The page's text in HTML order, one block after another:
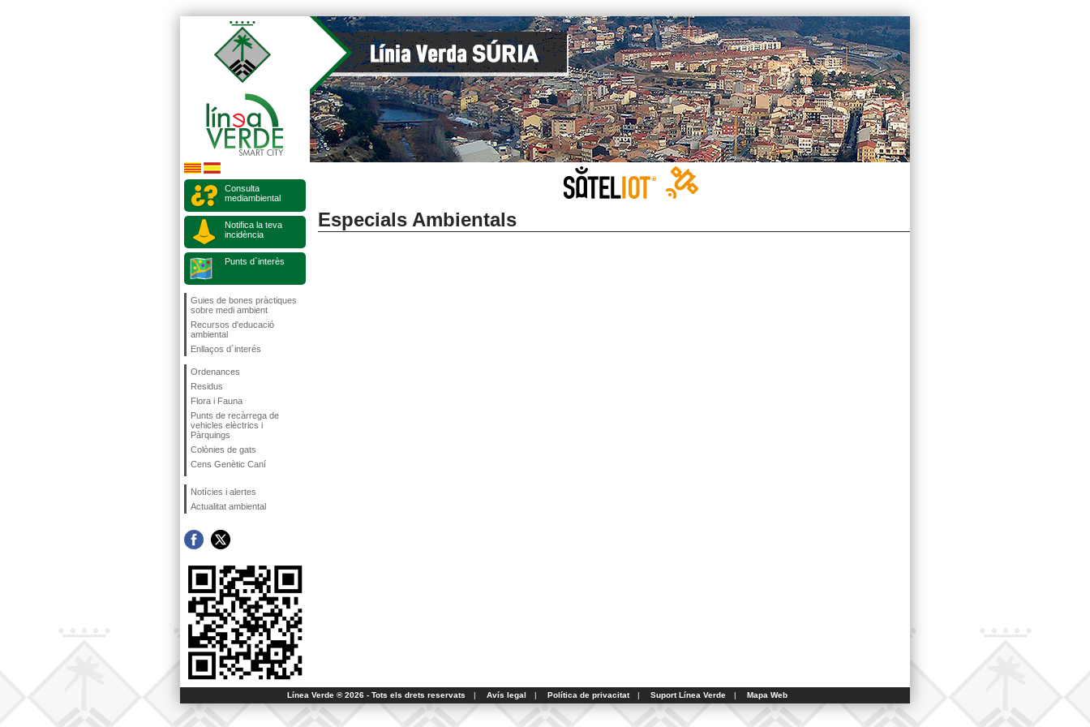
Consulta
mediambiental
Notifica la teva
incidència
Punts d`interès
Guies de bones pràctiques
sobre medi ambient
Recursos d'educació
ambiental
Enllaços d´interés
Ordenances
Residus
Flora i Fauna
Punts de recàrrega de
vehicles elèctrics i
Pàrquings
Colònies de gats
Cens Genètic Caní
Notícies i alertes
Actualitat ambiental
Especials Ambientals
Línea Verde ® 2026 - Tots els drets reservats | Avís legal | Política de privacitat | Suport Línea Verde | Mapa Web